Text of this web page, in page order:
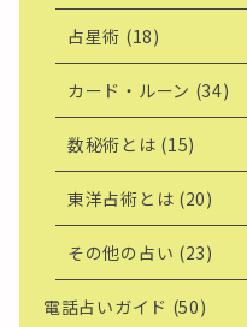
占星術 (18)
カード・ルーン (34)
数秘術とは (15)
東洋占術とは (20)
その他の占い (23)
電話占いガイド (50)